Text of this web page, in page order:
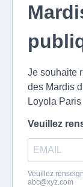
Je souhaite
des Mardis
Loyola Paris
Veuillez
Veuillez
abc@xyz.com